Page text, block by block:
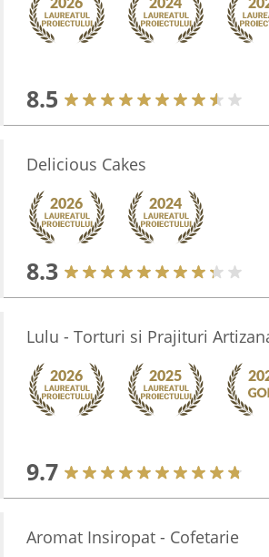
8.5
Delicious Cakes
8.3
Lulu - Torturi si Prajituri
9.7
Aromat Insiropat - Cofetarie